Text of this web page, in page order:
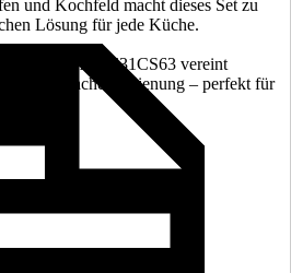
und Kochfeld macht dieses Set zu
Lösung für jede Küche.
BOSCH HBD631CS63 vereint
und einfache Bedienung – perfekt für